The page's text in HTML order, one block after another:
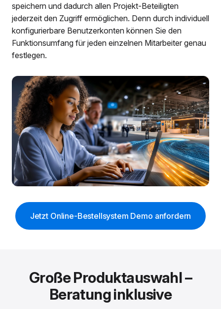
speichern und dadurch allen Projekt-Beteiligten
jederzeit den Zugriff ermöglichen. Denn durch individuell
konfigurierbare Benutzerkonten können Sie den
Funktionsumfang für jeden einzelnen Mitarbeiter genau
festlegen.
Jetzt Online-Bestellsystem Demo anfordern
Große Produktauswahl –
Beratung inklusive